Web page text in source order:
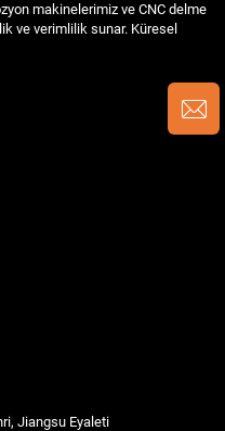
makinelerimiz ve CNC delme
ve verimlilik sunar. Küresel
Jiangsu Eyaleti